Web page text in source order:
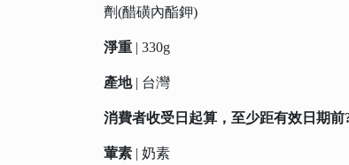
劑(醋磺內酯鉀)
淨重 | 330g
產地| 台灣
消費者收受日起算，至少距有效日期前
葷素 | 奶素